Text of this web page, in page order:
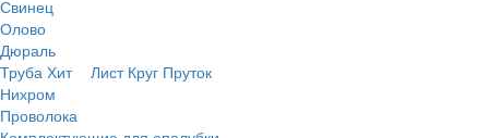
Свинец
Олово
Дюраль
Труба Хит Лист Круг Пруток
Нихром
Проволока